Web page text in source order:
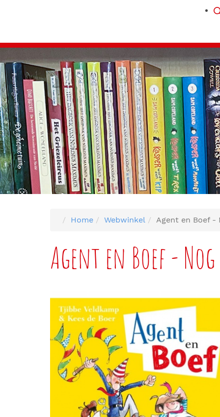
Home Webwinkel Agent en Boef -
Agent en Boef -